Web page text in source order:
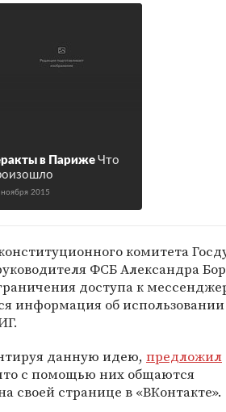
в Париже Что
2015
комитета
ФСБ Александра
доступа к
информация об использовании
данную идею, предложил
с помощью них общаются
своей странице в «ВКонтакте».